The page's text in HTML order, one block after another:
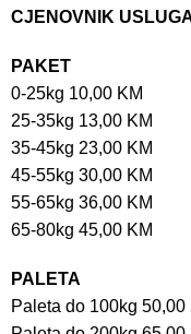
CJENOVNIK
PAKET
0-25kg 10,00 KM
25-35kg 13,00 KM
35-45kg 23,00 KM
45-55kg 30,00 KM
55-65kg 36,00 KM
65-80kg 45,00 KM
PALETA
Paleta do 100kg 50,00